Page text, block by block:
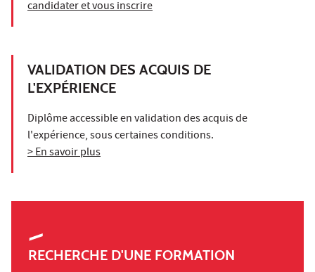
candidater et vous inscrire
VALIDATION DES ACQUIS DE
L'EXPÉRIENCE
Diplôme accessible en validation des acquis de
l'expérience, sous certaines conditions.
> En savoir plus
RECHERCHE D'UNE FORMATION